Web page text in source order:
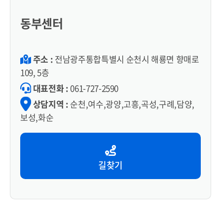
동부센터
주소 : 전남광주통합특별시 순천시 해룡면 향매로
109, 5층
대표전화 :061-727-2590
상담지역 :순천,여수,광양,고흥,곡성,구례,담양,
보성,화순
길찾기